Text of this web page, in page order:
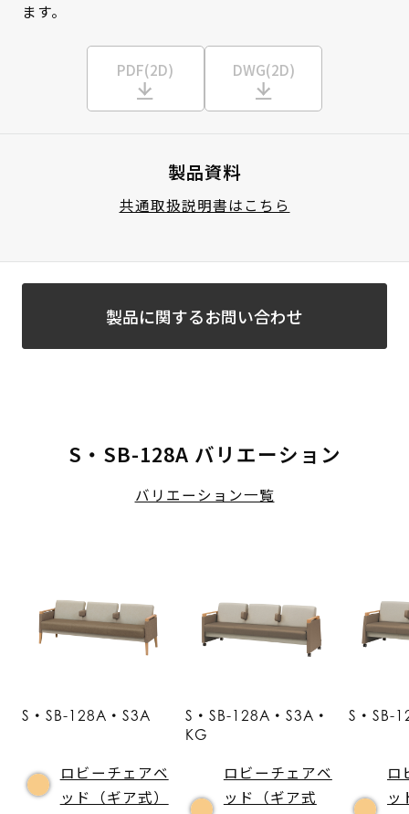
ます。
PDF(2D) DWG(2D)
製品資料
共通取扱説明書はこちら
製品に関するお問い合わせ
S・SB-128A バリエーション
バリエーション一覧
S・SB-128A・S3A
ロビーチェアベ
ッド（ギア式）
S・SB-128A・S3A・
KG
ロビーチェアベ
ッド（ギア式
S・SB-
ロ
ッ